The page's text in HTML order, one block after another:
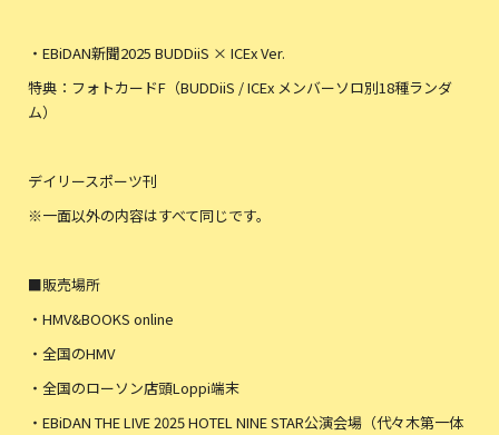
・EBiDAN新聞2025 BUDDiiS × ICEx Ver.
特典：フォトカードF（BUDDiiS / ICEx メンバーソロ別18種ランダ
ム）
デイリースポーツ刊
※一面以外の内容はすべて同じです。
■販売場所
・HMV&BOOKS online
・全国のHMV
・全国のローソン店頭Loppi端末
・EBiDAN THE LIVE 2025 HOTEL NINE STAR公演会場（代々木第一体